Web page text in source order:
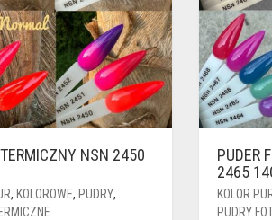
NSN 2450
, KOLOROWE, PUDRY,
PUDER
2465
KOLOR
PUDRY